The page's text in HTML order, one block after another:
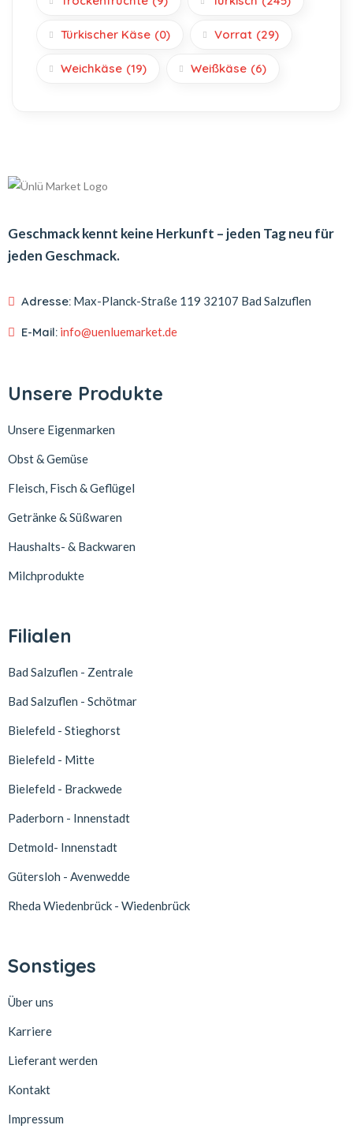
Türkischer Käse (0) Vorrat (29)
Weichkäse (19) Weißkäse (6)
Geschmack kennt keine Herkunft – jeden Tag neu für
jeden Geschmack.
Adresse: Max-Planck-Straße 119 32107 Bad Salzuflen
E-Mail: info@uenluemarket.de
Unsere Produkte
Unsere Eigenmarken
Obst & Gemüse
Fleisch, Fisch & Geflügel
Getränke & Süßwaren
Haushalts- & Backwaren
Milchprodukte
Filialen
Bad Salzuflen - Zentrale
Bad Salzuflen - Schötmar
Bielefeld - Stieghorst
Bielefeld - Mitte
Bielefeld - Brackwede
Paderborn - Innenstadt
Detmold- Innenstadt
Gütersloh - Avenwedde
Rheda Wiedenbrück - Wiedenbrück
Sonstiges
Über uns
Karriere
Lieferant werden
Kontakt
Impressum